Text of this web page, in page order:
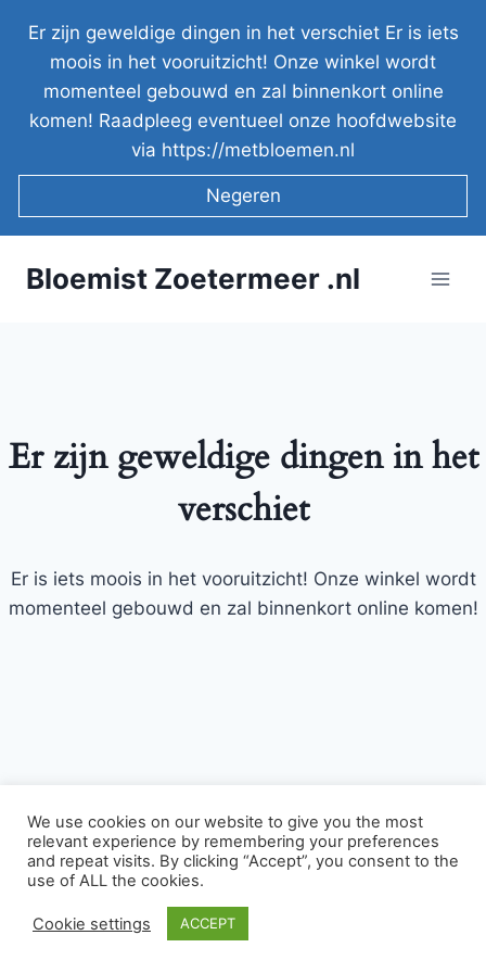
naar
inhoud
Er zijn geweldige dingen in het verschiet Er is iets
moois in het vooruitzicht! Onze winkel wordt
momenteel gebouwd en zal binnenkort online
komen! Raadpleeg eventueel onze hoofdwebsite
via https://metbloemen.nl
Negeren
Bloemist Zoetermeer .nl
Er zijn geweldige dingen in het
verschiet
Er is iets moois in het vooruitzicht! Onze winkel wordt
momenteel gebouwd en zal binnenkort online komen!
© 2026 Bloemist Zoetermeer .nl - WordPress
thema doorKadence WP
We use cookies on our website to give you the most
relevant experience by remembering your preferences
and repeat visits. By clicking “Accept”, you consent to the
use of ALL the cookies.
Cookie settings ACCEPT